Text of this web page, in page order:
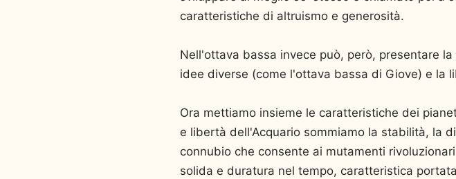
caratteristiche di altruismo e generosità.
Nell'ottava bassa invece può, però, presentare
idee diverse (come l'ottava bassa di Giove) e la
Ora mettiamo insieme le caratteristiche dei
e libertà dell'Acquario sommiamo la stabilità, la
connubio che consente ai mutamenti
solida e duratura nel tempo, caratteristica